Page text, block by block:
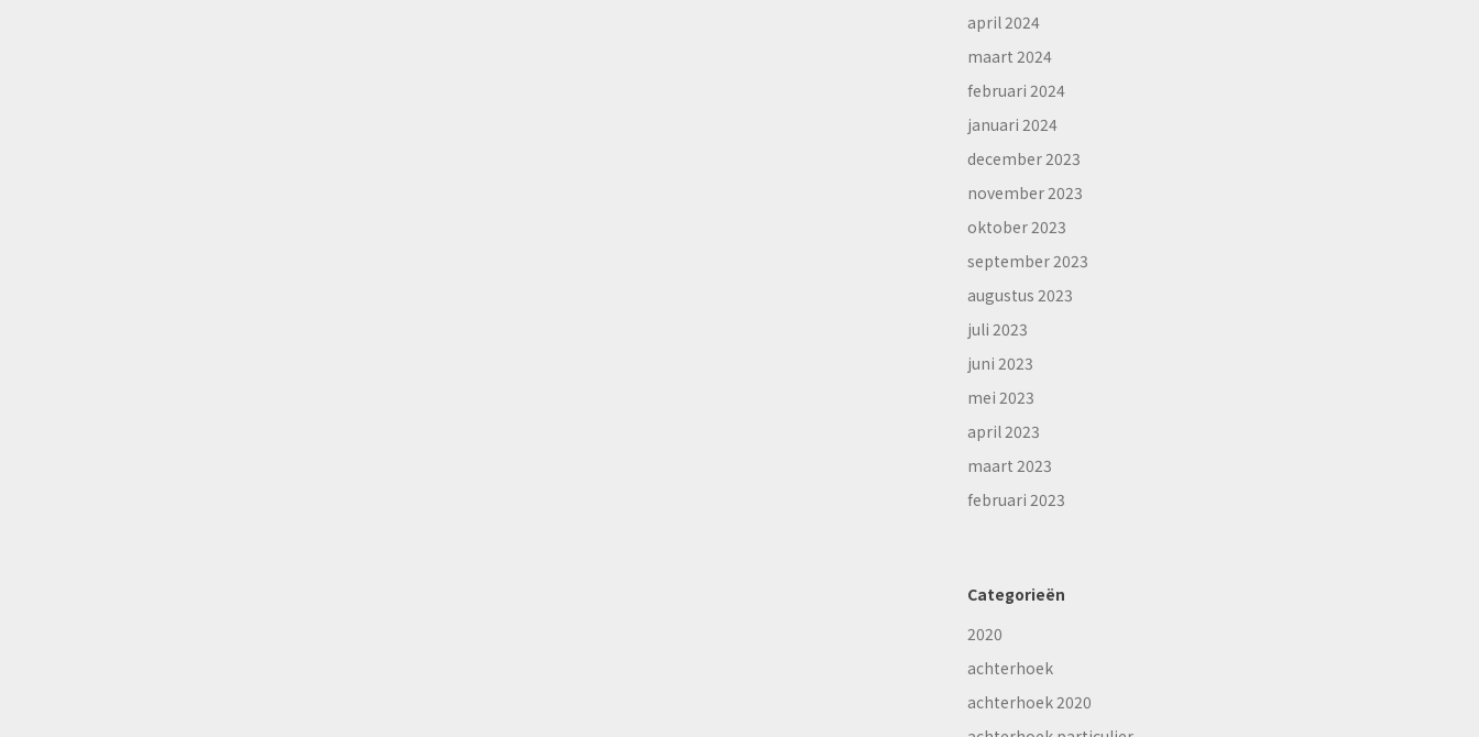
april 2024
maart 2024
februari 2024
januari 2024
december 2023
november 2023
oktober 2023
september 2023
augustus 2023
juli 2023
juni 2023
mei 2023
april 2023
maart 2023
februari 2023
Categorieën
2020
achterhoek
achterhoek 2020